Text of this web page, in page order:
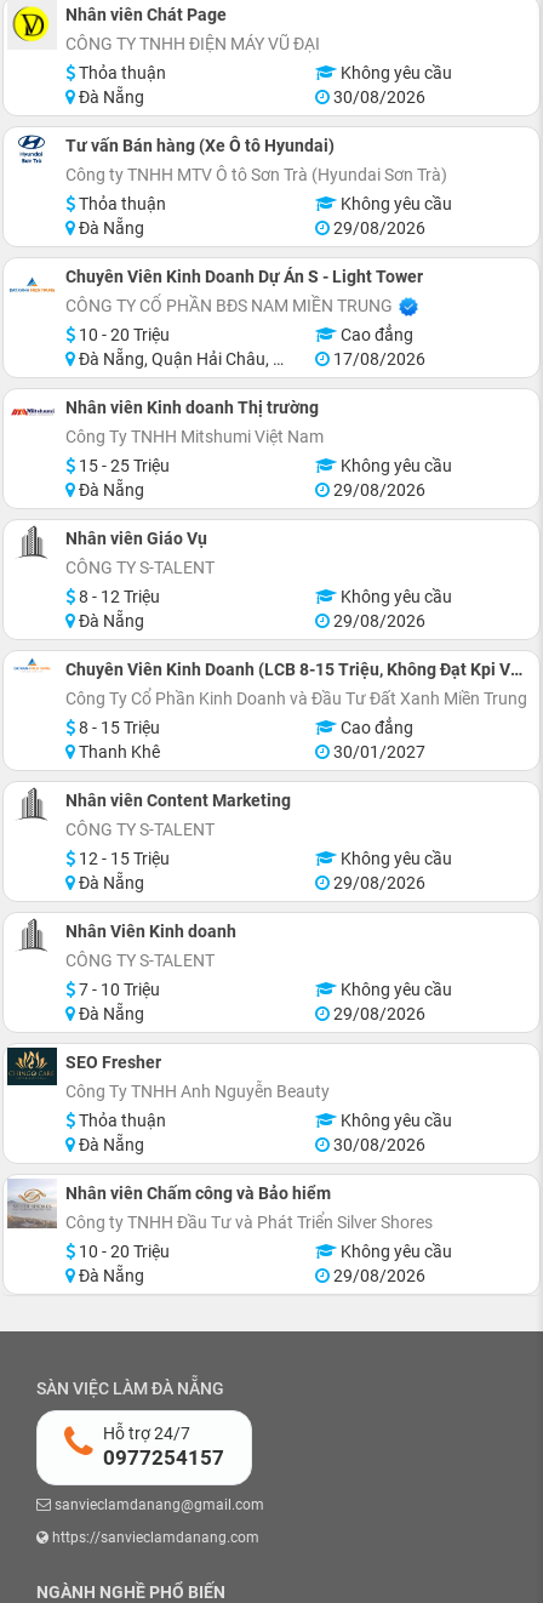
Nhân viên Chát Page
CÔNG TY TNHH ĐIỆN MÁY VŨ ĐẠI
Thỏa thuận
Không yêu cầu
Đà Nẵng
30/08/2026
Tư vấn Bán hàng (Xe Ô tô Hyundai)
Công ty TNHH MTV Ô tô Sơn Trà (Hyundai Sơn Trà)
Thỏa thuận
Không yêu cầu
Đà Nẵng
29/08/2026
Chuyên Viên Kinh Doanh Dự Án S - Light Tower
CÔNG TY CỔ PHẦN BĐS NAM MIỀN TRUNG
10 - 20 Triệu
Cao đẳng
Đà Nẵng, Quận Hải Châu, Quận Ngũ Hành Sơn, Quận Cẩm Lệ, Khu vực lân cận Đà Nẵng
17/08/2026
Nhân viên Kinh doanh Thị trường
Công Ty TNHH Mitshumi Việt Nam
15 - 25 Triệu
Không yêu cầu
Đà Nẵng
29/08/2026
Nhân viên Giáo Vụ
CÔNG TY S-TALENT
8 - 12 Triệu
Không yêu cầu
Đà Nẵng
29/08/2026
Chuyên Viên Kinh Doanh (LCB 8-15 Triệu, Không Đạt Kpi Vẫn Nhận Đủ Lương)
Công Ty Cổ Phần Kinh Doanh và Đầu Tư Đất Xanh Miền Trung
8 - 15 Triệu
Cao đẳng
Thanh Khê
30/01/2027
Nhân viên Content Marketing
CÔNG TY S-TALENT
12 - 15 Triệu
Không yêu cầu
Đà Nẵng
29/08/2026
Nhân Viên Kinh doanh
CÔNG TY S-TALENT
7 - 10 Triệu
Không yêu cầu
Đà Nẵng
29/08/2026
SEO Fresher
Công Ty TNHH Anh Nguyễn Beauty
Thỏa thuận
Không yêu cầu
Đà Nẵng
30/08/2026
Nhân viên Chấm công và Bảo hiểm
Công ty TNHH Đầu Tư và Phát Triển Silver Shores
10 - 20 Triệu
Không yêu cầu
Đà Nẵng
29/08/2026
SÀN VIỆC LÀM ĐÀ NẴNG
Hỗ trợ 24/7
0977254157
sanvieclamdanang@gmail.com
https://sanvieclamdanang.com
NGÀNH NGHỀ PHỔ BIẾN